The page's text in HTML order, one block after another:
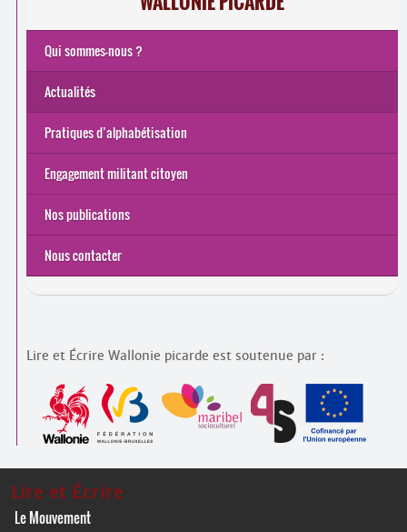
Qui sommes-nous ?
Actualités
Pratiques d’alphabétisation
Engagement militant citoyen
Nos publications
Nous contacter
Lire et Écrire Wallonie picarde est soutenue par :
Lire et Écrire
Le Mouvement